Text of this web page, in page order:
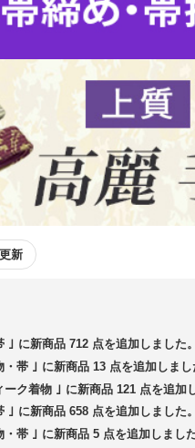
新
｣ に新商品 712 点を追加しました。
・帯 ｣ に新商品 13 点を追加しまし
ーク着物 ｣ に新商品 121 点を追加
｣ に新商品 658 点を追加しました。
・帯 ｣ に新商品 5 点を追加しました